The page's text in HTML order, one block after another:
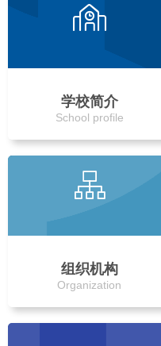
学校简介
School profile
组织机构
Organization